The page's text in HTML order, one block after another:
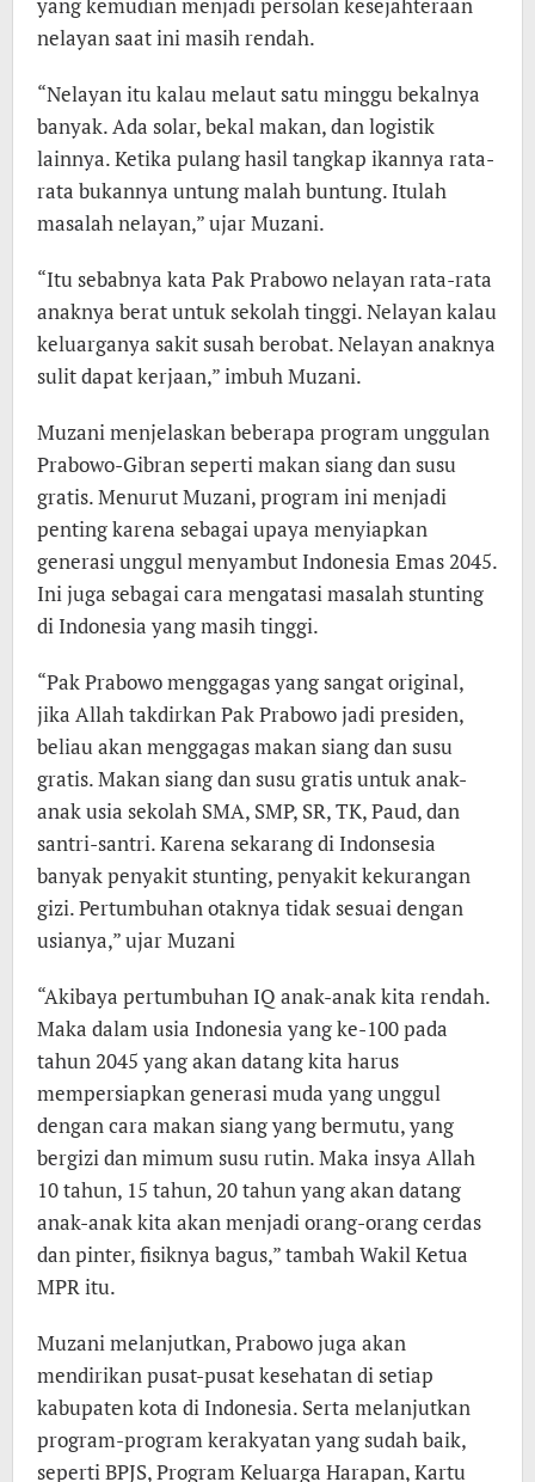
nelayan saat ini masih rendah.
“Nelayan itu kalau melaut satu minggu bekalnya
banyak. Ada solar, bekal makan, dan logistik
lainnya. Ketika pulang hasil tangkap ikannya rata-
rata bukannya untung malah buntung. Itulah
masalah nelayan,” ujar Muzani.
“Itu sebabnya kata Pak Prabowo nelayan rata-rata
anaknya berat untuk sekolah tinggi. Nelayan kalau
keluarganya sakit susah berobat. Nelayan anaknya
sulit dapat kerjaan,” imbuh Muzani.
Muzani menjelaskan beberapa program unggulan
Prabowo-Gibran seperti makan siang dan susu
gratis. Menurut Muzani, program ini menjadi
penting karena sebagai upaya menyiapkan
generasi unggul menyambut Indonesia Emas 2045.
Ini juga sebagai cara mengatasi masalah stunting
di Indonesia yang masih tinggi.
“Pak Prabowo menggagas yang sangat original,
jika Allah takdirkan Pak Prabowo jadi presiden,
beliau akan menggagas makan siang dan susu
gratis. Makan siang dan susu gratis untuk anak-
anak usia sekolah SMA, SMP, SR, TK, Paud, dan
santri-santri. Karena sekarang di Indonsesia
banyak penyakit stunting, penyakit kekurangan
gizi. Pertumbuhan otaknya tidak sesuai dengan
usianya,” ujar Muzani
“Akibaya pertumbuhan IQ anak-anak kita rendah.
Maka dalam usia Indonesia yang ke-100 pada
tahun 2045 yang akan datang kita harus
mempersiapkan generasi muda yang unggul
dengan cara makan siang yang bermutu, yang
bergizi dan mimum susu rutin. Maka insya Allah
10 tahun, 15 tahun, 20 tahun yang akan datang
anak-anak kita akan menjadi orang-orang cerdas
dan pinter, fisiknya bagus,” tambah Wakil Ketua
MPR itu.
Muzani melanjutkan, Prabowo juga akan
mendirikan pusat-pusat kesehatan di setiap
kabupaten kota di Indonesia. Serta melanjutkan
program-program kerakyatan yang sudah baik,
seperti BPJS, Program Keluarga Harapan, Kartu